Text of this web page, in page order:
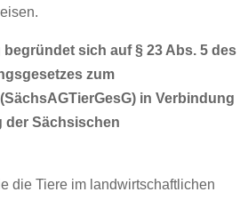
begründet sich auf § 23 Abs. 5 des
zum
in Verbindung
der Sächsischen
die Tiere im landwirtschaftlichen